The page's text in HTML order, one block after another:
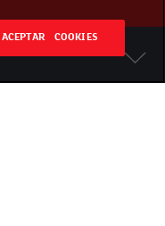
ACEPTAR COOKIES